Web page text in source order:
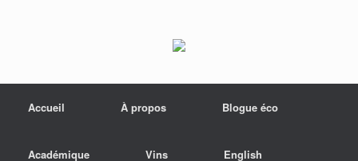
Accueil
À propos Blogue éco
Académique Vins English